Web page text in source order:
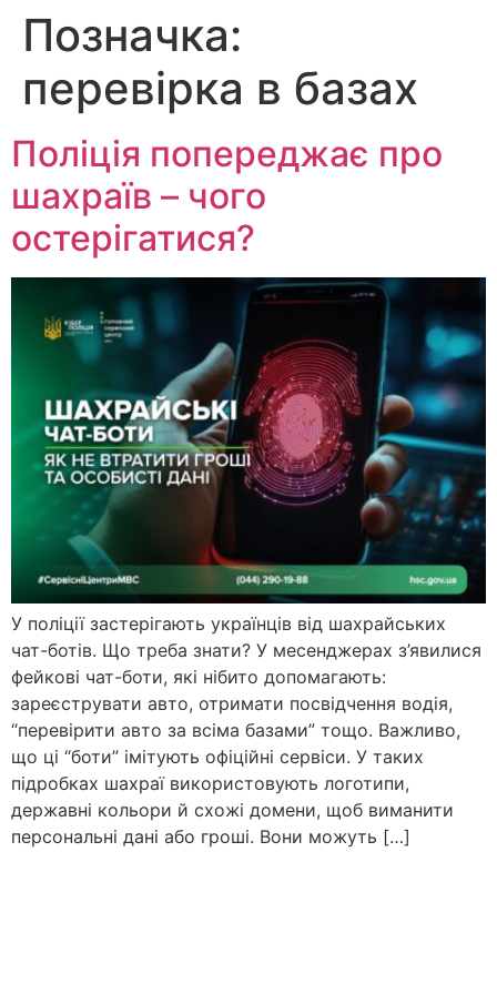
Перейти
вмісту
Позначка:
перевірка в базах
Поліція попереджає про
шахраїв – чого
остерігатися?
У поліції застерігають українців від шахрайських
чат-ботів. Що треба знати? У месенджерах з’явилися
фейкові чат-боти, які нібито допомагають:
зареєструвати авто, отримати посвідчення водія,
“перевірити авто за всіма базами” тощо. Важливо,
що ці “боти” імітують офіційні сервіси. У таких
підробках шахраї використовують логотипи,
державні кольори й схожі домени, щоб виманити
персональні дані або гроші. Вони можуть […]